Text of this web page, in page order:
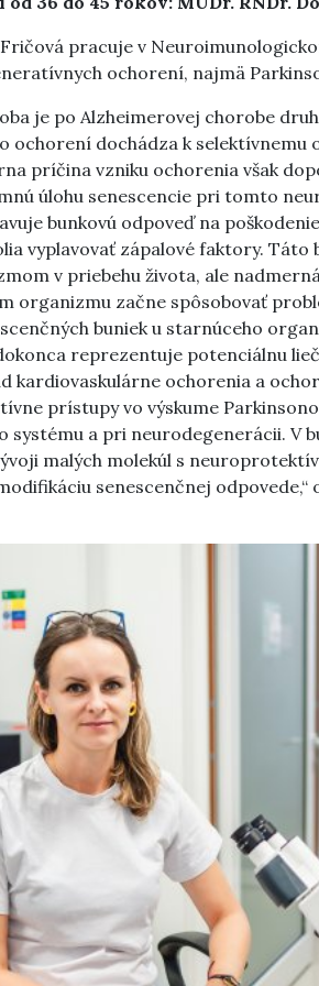
pracuje v
ochorení, najmä
je po Alzheimerovej chorobe
ochorení dochádza k selektívnemu
príčina vzniku ochorenia však
úlohu senescencie pri tomto
bunkovú odpoveď na
vyplavovať zápalové faktory. Táto
v priebehu života, ale
organizmu začne spôsobovať
buniek u starnúceho
reprezentuje potenciálnu
kardiovaskulárne ochorenia a
prístupy vo výskume
systému a pri neurodegenerácii. V
malých molekúl s
senescenčnej